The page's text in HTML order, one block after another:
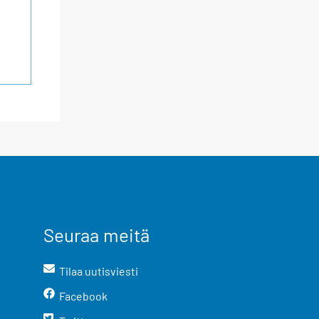
Seuraa meitä
Tilaa uutisviesti
Facebook